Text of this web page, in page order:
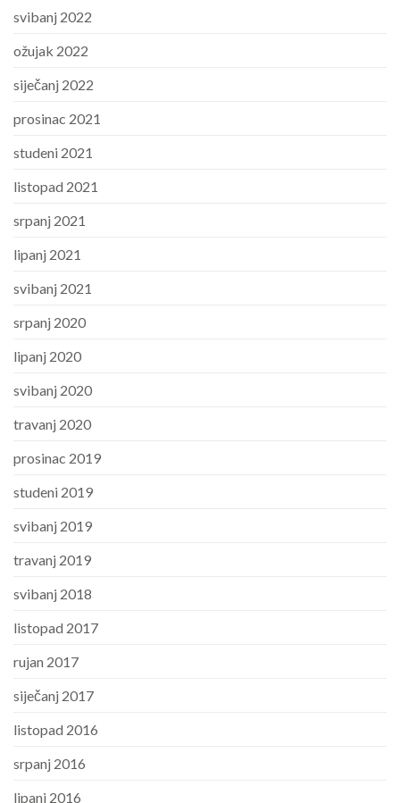
svibanj 2022
ožujak 2022
siječanj 2022
prosinac 2021
studeni 2021
listopad 2021
srpanj 2021
lipanj 2021
svibanj 2021
srpanj 2020
lipanj 2020
svibanj 2020
travanj 2020
prosinac 2019
studeni 2019
svibanj 2019
travanj 2019
svibanj 2018
listopad 2017
rujan 2017
siječanj 2017
listopad 2016
srpanj 2016
lipanj 2016